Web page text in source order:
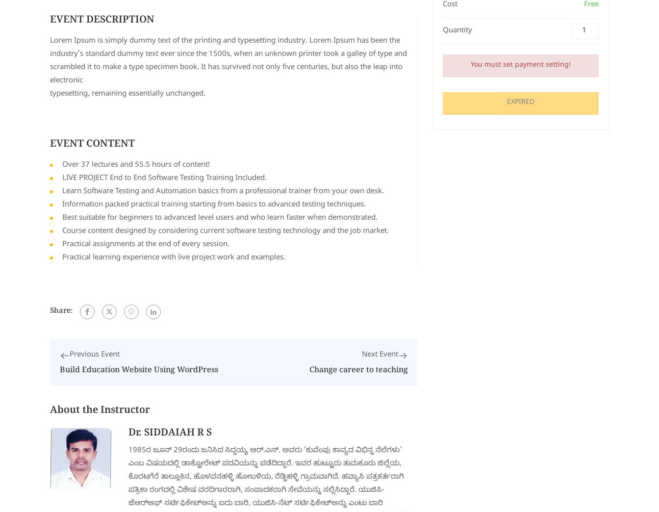
EVENT DESCRIPTION
Lorem Ipsum is simply dummy text of the printing and typesetting industry. Lorem Ipsum has been the
industry’s standard dummy text ever since the 1500s, when an unknown printer took a galley of type and
scrambled it to make a type specimen book. It has survived not only five centuries, but also the leap into
electronic
typesetting, remaining essentially unchanged.
EVENT CONTENT
Over 37 lectures and 55.5 hours of content!
LIVE PROJECT End to End Software Testing Training Included.
Learn Software Testing and Automation basics from a professional trainer from your own desk.
Information packed practical training starting from basics to advanced testing techniques.
Best suitable for beginners to advanced level users and who learn faster when demonstrated.
Course content designed by considering current software testing technology and the job market.
Practical assignments at the end of every session.
Practical learning experience with live project work and examples.
Share:
Previous Event
Build Education Website Using WordPress
Next Event
Change career to teaching
About the Instructor
Dr. SIDDAIAH R S
1985ರ ಜೂನ್ 29ರಂದು ಜನಿಸಿದ ಸಿದ್ದಯ್ಯ ಆರ್.ಎಸ್. ಅವರು ‘ಕುವೆಂಪು ಕಾವ್ಯದ ವಿಭಿನ್ನ ನೆಲೆಗಳು’
ಎಂಬ ವಿಷಯದಲ್ಲಿ ಡಾಕ್ಟೋರೇಟ್ ಪದವಿಯನ್ನು ಪಡೆದಿದ್ದಾರೆ. ಇವರ ಹುಟ್ಟೂರು ತುಮಕೂರು ಜಿಲ್ಲೆಯ,
ಕೊರಟಗೆರೆ ತಾಲ್ಲೂಕಿನ, ಹೊಳವನಹಳ್ಳಿ ಹೋಬಳಿಯ, ರೆಡ್ಡಿಹಳ್ಳಿ ಗ್ರಾಮವಾಗಿದೆ. ಹವ್ಯಾಸಿ ಪತ್ರಕರ್ತರಾಗಿ
ಪತ್ರಿಕಾ ರಂಗದಲ್ಲಿ ವಿಶೇಷ ವರದಿಗಾರರಾಗಿ, ಸಂಪಾದಕರಾಗಿ ಸೇವೆಯನ್ನು ಸಲ್ಲಿಸಿದ್ದಾರೆ. ಯುಜಿಸಿ-
ಜೆಆರ್‌ಆಫ್ ಸರ್ಟಿಫಿಕೇಟ್‌ಅನ್ನು ಐದು ಬಾರಿ, ಯುಜಿಸಿ-ನೆಟ್ ಸರ್ಟಿಫಿಕೇಟ್‌ಅನ್ನು ಎಂಟು ಬಾರಿ
Cost Free
Quantity
You must set payment setting!
EXPIRED